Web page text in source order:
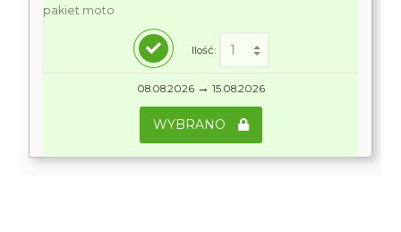
pakiet moto
Ilość:
08.08.2026 → 15.08.2026
WYBRANO